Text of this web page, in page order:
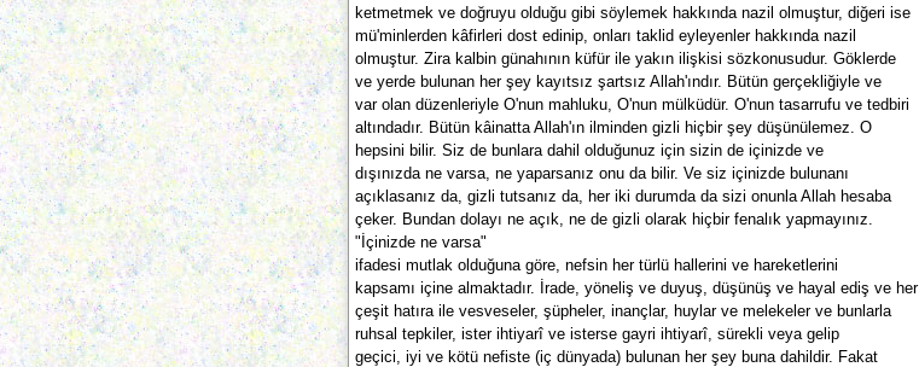
ketmetmek ve doğruyu olduğu gibi söylemek hakkında nazil olmuştur, diğeri ise
mü'minlerden kâfirleri dost edinip, onları taklid eyleyenler hakkında nazil
olmuştur. Zira kalbin günahının küfür ile yakın ilişkisi sözkonusudur. Göklerde
ve yerde bulunan her şey kayıtsız şartsız Allah'ındır. Bütün gerçekliğiyle ve
var olan düzenleriyle O'nun mahluku, O'nun mülküdür. O'nun tasarrufu ve tedbiri
altındadır. Bütün kâinatta Allah'ın ilminden gizli hiçbir şey düşünülemez. O
hepsini bilir. Siz de bunlara dahil olduğunuz için sizin de içinizde ve
dışınızda ne varsa, ne yaparsanız onu da bilir. Ve siz içinizde bulunanı
açıklasanız da, gizli tutsanız da, her iki durumda da sizi onunla Allah hesaba
çeker. Bundan dolayı ne açık, ne de gizli olarak hiçbir fenalık yapmayınız.
"İçinizde ne varsa"
ifadesi mutlak olduğuna göre, nefsin her türlü hallerini ve hareketlerini
kapsamı içine almaktadır. İrade, yöneliş ve duyuş, düşünüş ve hayal ediş ve her
çeşit hatıra ile vesveseler, şüpheler, inançlar, huylar ve melekeler ve bunlarla
ruhsal tepkiler, ister ihtiyarî ve isterse gayri ihtiyarî, sürekli veya gelip
geçici, iyi ve kötü nefiste (iç dünyada) bulunan her şey buna dahildir. Fakat